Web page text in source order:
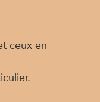
ceux en